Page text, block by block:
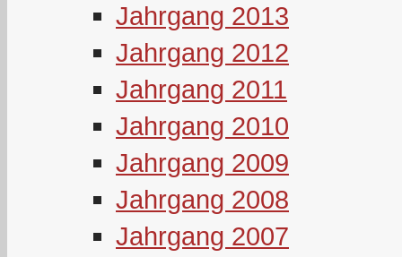
Jahrgang 2013
Jahrgang 2012
Jahrgang 2011
Jahrgang 2010
Jahrgang 2009
Jahrgang 2008
Jahrgang 2007